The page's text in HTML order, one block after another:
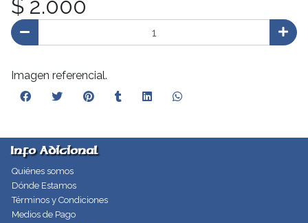
$ 2.000
Imagen referencial.
Info Adicional
Quiénes somos
Dónde Estamos
Términos y Condiciones
Medios de Pago